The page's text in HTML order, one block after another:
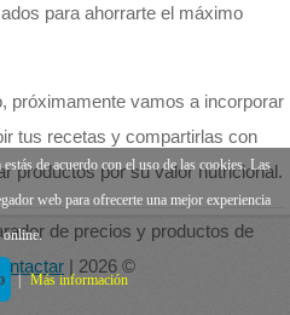
para ahorrarte el máximo
próximamente vamos a incorporar
tus recetas y compartirlas con
productos por su valor nutricional.
de precios y productos de
| 2026 ©
de acuerdo con el uso de las cookies. Las
web para ofrecerte una mejor experiencia
online.
| Más información